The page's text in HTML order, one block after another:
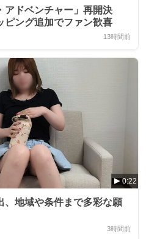
アドベンチャー」再開決
ピング追加でファン歓喜
13時間前
0:22
、地域や条件まで多彩な願
3時間前